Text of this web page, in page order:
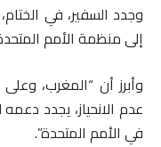
وجدد السفير، في
إلى منظمة الأمم
وأبرز أن “المغرب، وعلى
عدم الانحياز، يجدد
في الأمم المتحدة”.